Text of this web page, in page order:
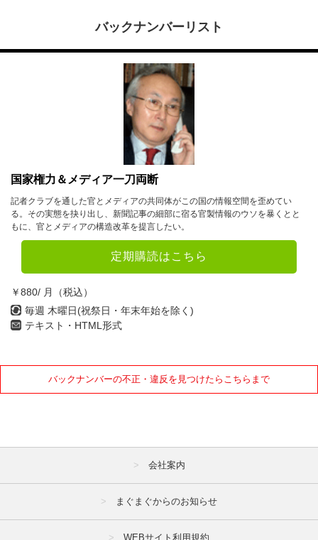
バックナンバーリスト
国家権力＆メディア一刀両断
記者クラブを通した官とメディアの共同体がこの国の情報空間を歪めてい
る。その実態を抉り出し、新聞記事の細部に宿る官製情報のウソを暴くとと
もに、官とメディアの構造改革を提言したい。
定期購読はこちら
￥880/ 月（税込）
毎週 木曜日(祝祭日・年末年始を除く)
テキスト・HTML形式
バックナンバーの不正・違反を見つけたらこちらまで
会社案内
まぐまぐからのお知らせ
WEBサイト利用規約